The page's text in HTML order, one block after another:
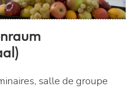
salle de groupe